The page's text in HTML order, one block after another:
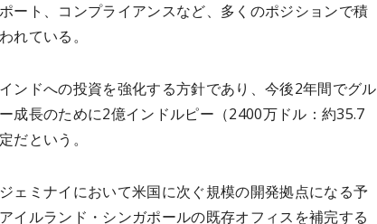
ート、コンプライアンスなど、多くのポジションで積
れている。
ンドへの投資を強化する方針であり、今後2年間でグル
成長のために2億インドルピー（2400万ドル：約35.7
だという。
ェミナイにおいて米国に次ぐ規模の開発拠点になる予
イルランド・シンガポールの既存オフィスを補完する